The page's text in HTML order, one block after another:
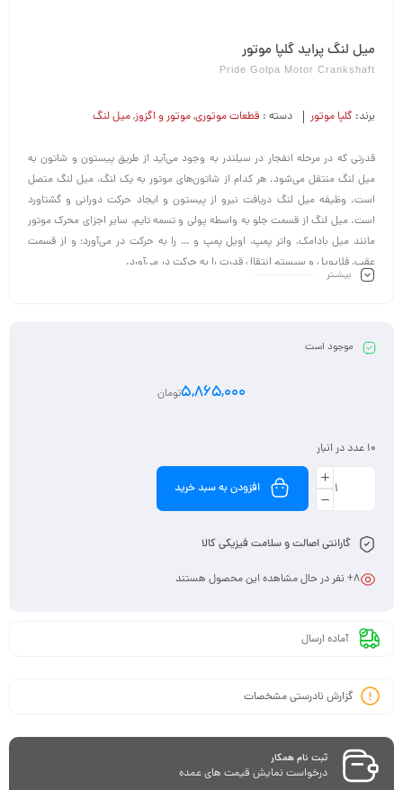
میل لنگ پراید گلپا موتور
Pride Golpa Motor Crankshaft
برند: گلپا موتور دسته : قطعات موتوری,موتور و اگزوز,میل لنگ
قدرتی که در مرحله انفجار در سیلندر به وجود می‌آید از طریق پیستون و شاتون به
میل لنگ منتقل می‌شود. هر کدام از شاتون‌های موتور به یک لنگ، میل لنگ متصل
است. وظیفه میل لنگ دریافت نیرو از پیستون و ایجاد حرکت دورانی و گشتاورد
است. میل لنگ از قسمت جلو به واسطه پولی و تسمه تایم، سایر اجزای محرک موتور
مانند میل بادامک، واتر پمپ، اویل پمپ و … را به حرکت در می‌آورد؛ و از قسمت
عقب، فلایویل و سیستم انتقال قدرت را به حرکت در می‌آورد.
با توجه به نقش این قطعه در موتور و میزان نیروهای وارده به آن، این قطعه باید
بیشـتر
موجود است
5,865,000تومان
10 عدد در انبار
افزودن به سبد خرید
گارانتی اصالت و سلامت فیزیکی کالا
8+ نفر در حال مشاهده این محصول هستند
آماده ارسال
گزارش نادرستی مشخصات
ثبت نام همکار
درخواست نمایش قیمت های عمده